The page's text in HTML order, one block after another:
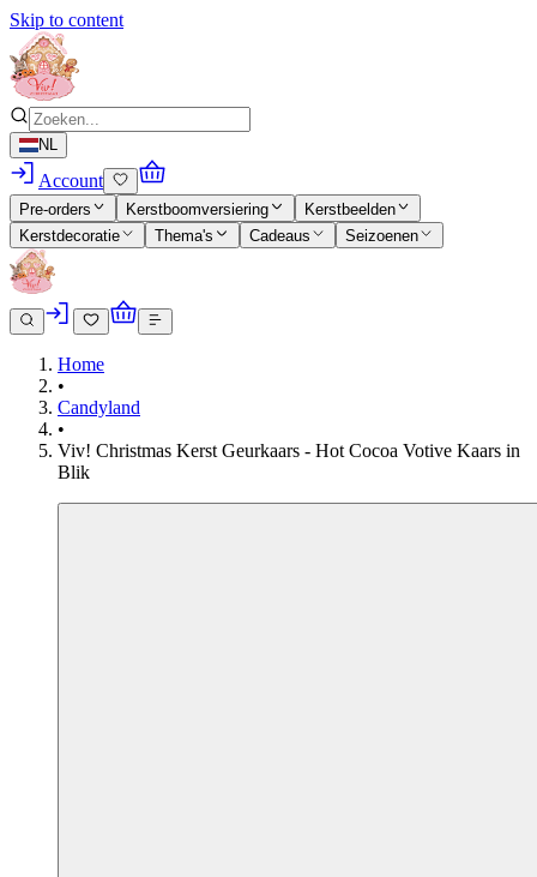
Skip to content
NL
Account
Pre-orders Kerstboomversiering
Kerstbeelden
Kerstdecoratie
Thema's Cadeaus Seizoenen
Home
•
Candyland
•
Viv! Christmas Kerst Geurkaars - Hot Cocoa Votive Kaars in
Blik